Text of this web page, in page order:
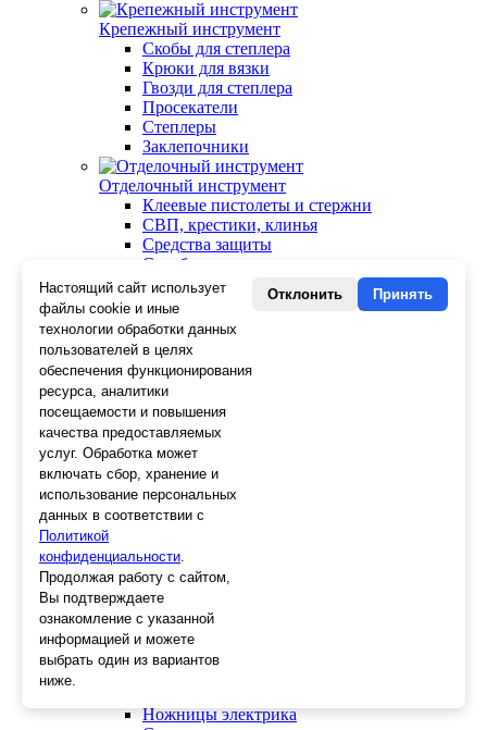
Крепежный инструмент
Скобы для степлера
Крюки для вязки
Гвозди для степлера
Просекатели
Степлеры
Заклепочники
Отделочный инструмент
Клеевые пистолеты и стержни
СВП, крестики, клинья
Средства защиты
Скребки
Ножи
Лезвия
Лента малярная, скотч
Стеклорезы
Плиткорезы
Пистолеты для герметика и пены
Шила
Стеклоткань, серпянка
Ещё 2
Слесарный инструмент
Болторезы
Длинногубцы
Тонкогубцы, утконосы
Бокорезы
Кувалды
Молотки
Головки
Зенкера, бородки, кернеры
Ножницы электрика
Настоящий сайт использует
файлы cookie и иные
технологии обработки данных
пользователей в целях
обеспечения функционирования
ресурса, аналитики
посещаемости и повышения
качества предоставляемых
услуг. Обработка может
включать сбор, хранение и
использование персональных
данных в соответствии с
Политикой
конфиденциальности.
Продолжая работу с сайтом,
Вы подтверждаете
ознакомление с указанной
информацией и можете
выбрать один из вариантов
ниже.
Отклонить Принять